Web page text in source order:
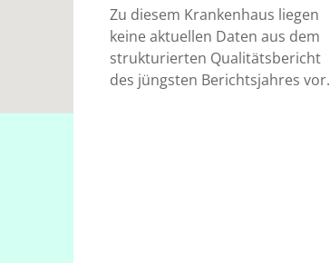
Zu diesem Krankenhaus liegen
keine aktuellen Daten aus dem
strukturierten Qualitätsbericht
des jüngsten Berichtsjahres vor.